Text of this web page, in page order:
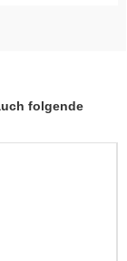
folgende